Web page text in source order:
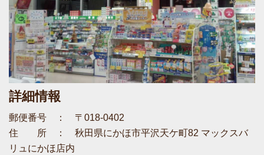
詳細情報
郵便番号 ： 〒018-0402
住 所 ： 秋田県にかほ市平沢天ケ町82 マックスバ
リュにかほ店内